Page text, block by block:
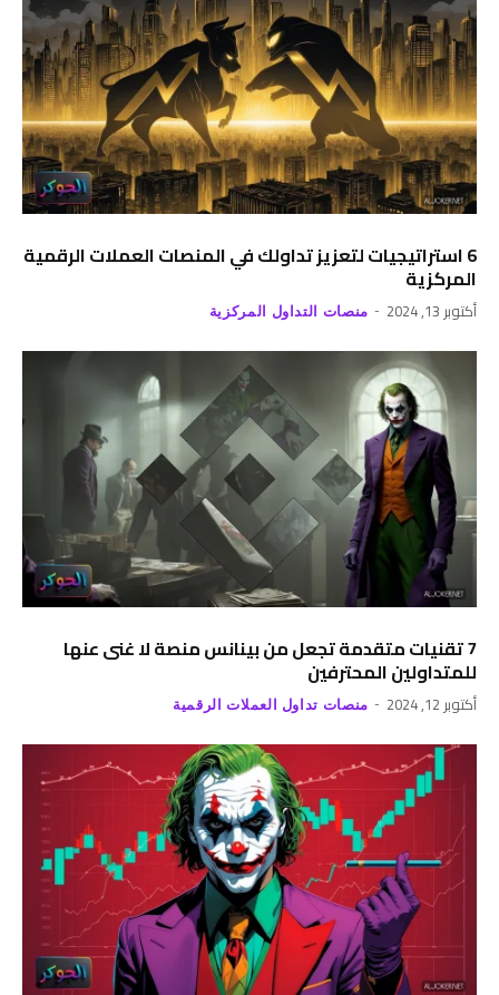
6 استراتيجيات لتعزيز تداولك في المنصات العملات الرقمية
المركزية
أكتوبر 13, 2024 منصات التداول المركزية
7 تقنيات متقدمة تجعل من بينانس منصة لا غنى عنها
للمتداولين المحترفين
أكتوبر 12, 2024 منصات تداول العملات الرقمية